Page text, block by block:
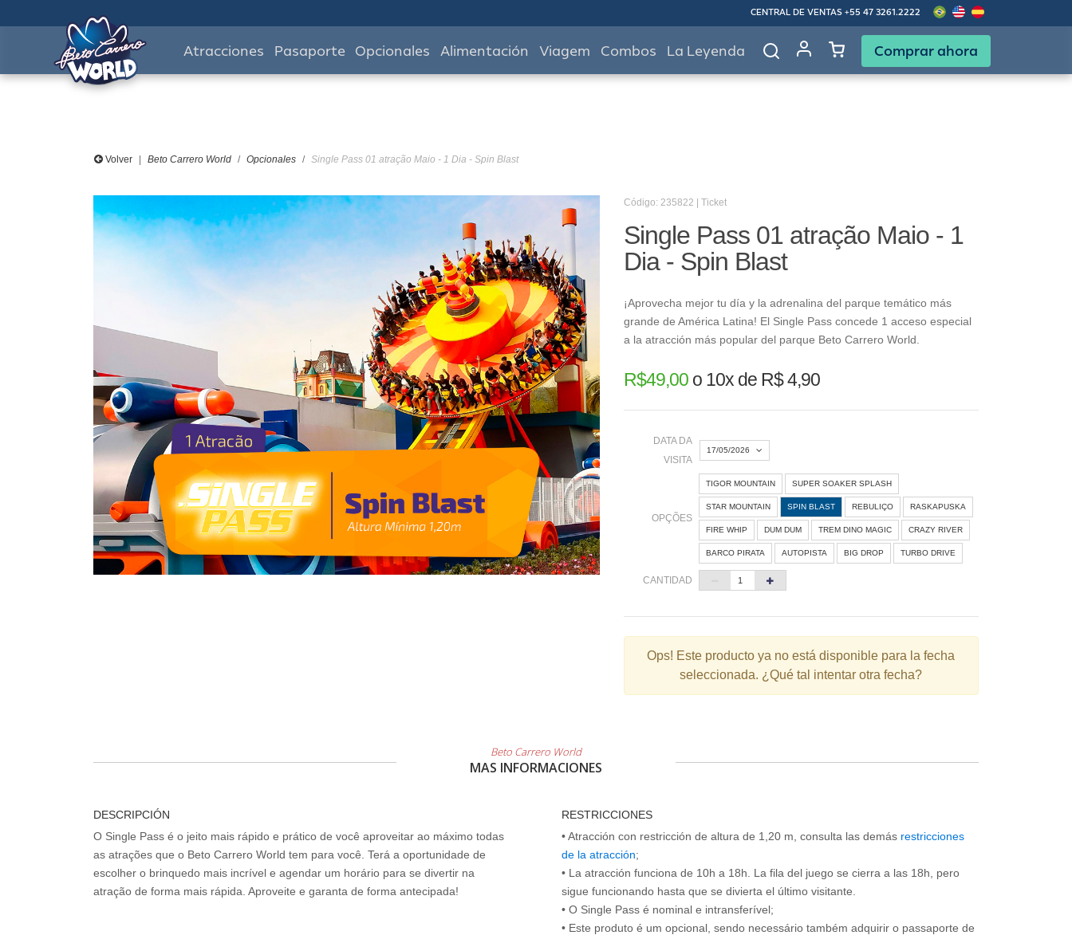
CENTRAL DE VENTAS +55 47 3261.2222
Atracciones Pasaporte Opcionales Alimentación Viagem Combos La Leyenda Comprar ahora
Volver Beto Carrero World Opcionales Single Pass 01 atração Maio - 1 Dia - Spin Blast
Código: 235822 | Ticket
Single Pass 01 atração Maio - 1
Dia - Spin Blast
¡Aprovecha mejor tu día y la adrenalina del parque temático más
grande de América Latina! El Single Pass concede 1 acceso especial
a la atracción más popular del parque Beto Carrero World.
R$49,00o 10x de R$ 4,90
DATA DA
VISITA
17/05/2026
« Agosto 2026 »
D S Q Q S S
1
24 27 28 29
30 31
OPÇÕES
TIGOR MOUNTAIN SUPER SOAKER SPLASH
STAR MOUNTAIN SPIN BLAST REBULIÇO RASKAPUSKA
FIRE WHIP DUM DUM TREM DINO MAGIC CRAZY RIVER
BARCO PIRATA AUTOPISTA BIG DROP TURBO DRIVE
CANTIDAD
Ops! Este producto ya no está disponible para la fecha
seleccionada. ¿Qué tal intentar otra fecha?
Beto Carrero World
MAS INFORMACIONES
DESCRIPCIÓN
O Single Pass é o jeito mais rápido e prático de você aproveitar ao máximo todas
as atrações que o Beto Carrero World tem para você. Terá a oportunidade de
escolher o brinquedo mais incrível e agendar um horário para se divertir na
atração de forma mais rápida. Aproveite e garanta de forma antecipada!
RESTRICCIONES
• Atracción con restricción de altura de 1,20 m, consulta las demás restricciones
de la atracción;
• La atracción funciona de 10h a 18h. La fila del juego se cierra a las 18h, pero
sigue funcionando hasta que se divierta el último visitante.
• O Single Pass é nominal e intransferível;
• Este produto é um opcional, sendo necessário também adquirir o passaporte de